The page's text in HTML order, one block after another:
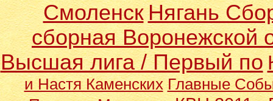
СмоленскНягань
сборная Воронежской
Высшая лига / Первый по
и Настя Каменских Главные